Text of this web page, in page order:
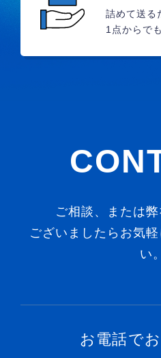
詰めて送る
1点からで
ご相談、または
ございましたらお気
い。
お電話で